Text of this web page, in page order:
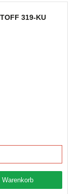
319-KU
Warenkorb